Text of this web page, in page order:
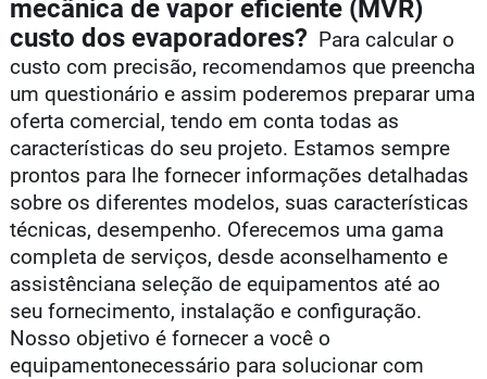
mecânica de vapor eficiente (MVR)
custo dos evaporadores? Para calcular o
custo com precisão, recomendamos que preencha
um questionário e assim poderemos preparar uma
oferta comercial, tendo em conta todas as
características do seu projeto. Estamos sempre
prontos para lhe fornecer informações detalhadas
sobre os diferentes modelos, suas características
técnicas, desempenho. Oferecemos uma gama
completa de serviços, desde aconselhamento e
assistênciana seleção de equipamentos até ao
seu fornecimento, instalação e configuração.
Nosso objetivo é fornecer a você o
equipamentonecessário para solucionar com